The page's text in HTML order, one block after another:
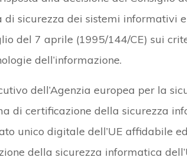
sicurezza dei sistemi informativi
del 7 aprile (1995/144/CE) sui
dell’informazione.
dell’Agenzia europea per la
di certificazione della sicurezza
unico digitale dell’UE affidabile
della sicurezza informatica